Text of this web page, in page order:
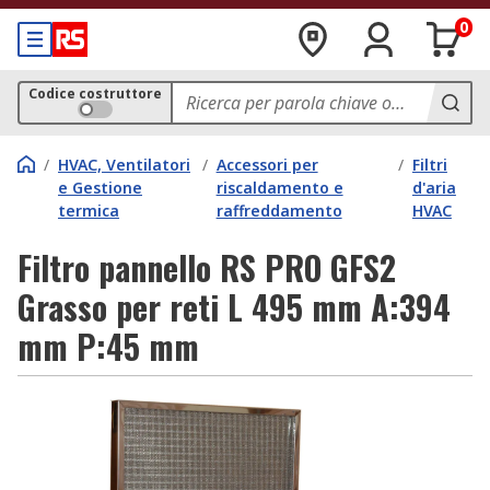
0
Codice costruttore
/ HVAC, Ventilatori
e Gestione
termica
/ Accessori per
riscaldamento e
raffreddamento
/ Filtri
d'aria
HVAC
Filtro pannello RS PRO GFS2
Grasso per reti L 495 mm A:394
mm P:45 mm